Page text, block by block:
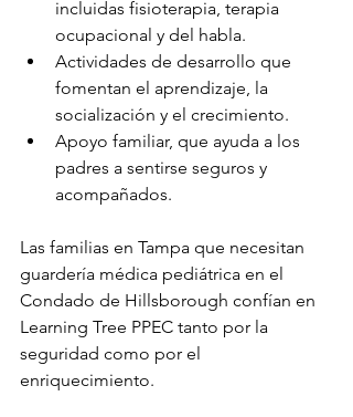
incluidas fisioterapia, terapia
ocupacional y del habla.
Actividades de desarrollo que
fomentan el aprendizaje, la
socialización y el crecimiento.
Apoyo familiar, que ayuda a los
padres a sentirse seguros y
acompañados.
Las familias en Tampa que necesitan
guardería médica pediátrica en el
Condado de Hillsborough confían en
Learning Tree PPEC tanto por la
seguridad como por el
enriquecimiento.